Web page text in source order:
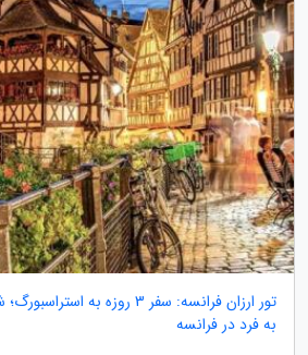
تور ارزان فرانسه: سفر 3 روزه
به فرد در فرانسه